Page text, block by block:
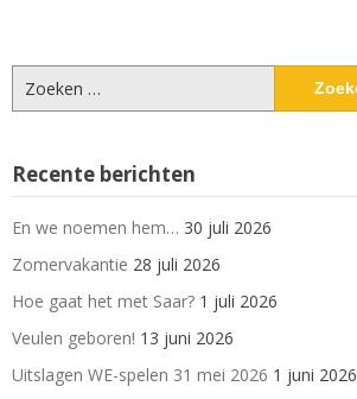
Zoeken
naar:
Recente berichten
En we noemen hem… 30 juli 2026
Zomervakantie 28 juli 2026
Hoe gaat het met Saar? 1 juli 2026
Veulen geboren! 13 juni 2026
Uitslagen WE-spelen 31 mei 2026 1 juni 2026